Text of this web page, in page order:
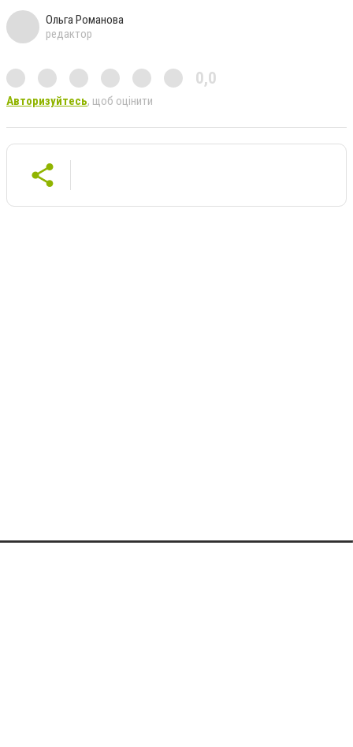
Ольга Романова
редактор
0,0
Авторизуйтесь, щоб оцінити